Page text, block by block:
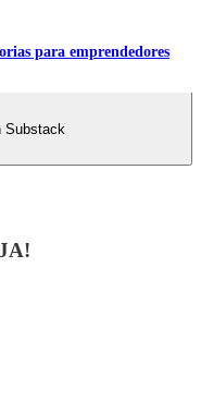
para emprendedores
Substack